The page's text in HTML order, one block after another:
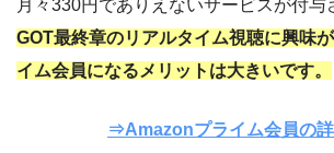
月々330円でありえないサービスが付与
GOT最終章のリアルタイム視聴に興味
イム会員になるメリットは大きいです。
⇒Amazonプライム会員の